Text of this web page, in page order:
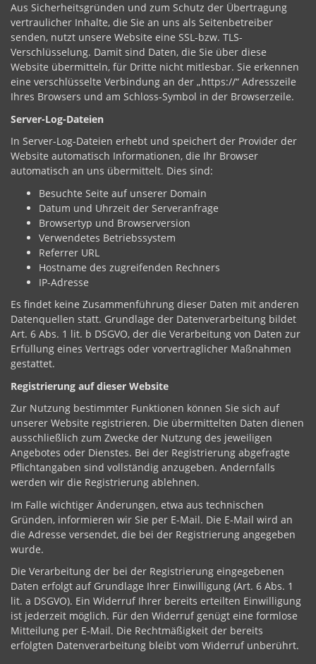
Aus Sicherheitsgründen und zum Schutz der Übertragung
vertraulicher Inhalte, die Sie an uns als Seitenbetreiber
senden, nutzt unsere Website eine SSL-bzw. TLS-
Verschlüsselung. Damit sind Daten, die Sie über diese
Website übermitteln, für Dritte nicht mitlesbar. Sie erkennen
eine verschlüsselte Verbindung an der „https://“ Adresszeile
Ihres Browsers und am Schloss-Symbol in der Browserzeile.
Server-Log-Dateien
In Server-Log-Dateien erhebt und speichert der Provider der
Website automatisch Informationen, die Ihr Browser
automatisch an uns übermittelt. Dies sind:
Besuchte Seite auf unserer Domain
Datum und Uhrzeit der Serveranfrage
Browsertyp und Browserversion
Verwendetes Betriebssystem
Referrer URL
Hostname des zugreifenden Rechners
IP-Adresse
Es findet keine Zusammenführung dieser Daten mit anderen
Datenquellen statt. Grundlage der Datenverarbeitung bildet
Art. 6 Abs. 1 lit. b DSGVO, der die Verarbeitung von Daten zur
Erfüllung eines Vertrags oder vorvertraglicher Maßnahmen
gestattet.
Registrierung auf dieser Website
Zur Nutzung bestimmter Funktionen können Sie sich auf
unserer Website registrieren. Die übermittelten Daten dienen
ausschließlich zum Zwecke der Nutzung des jeweiligen
Angebotes oder Dienstes. Bei der Registrierung abgefragte
Pflichtangaben sind vollständig anzugeben. Andernfalls
werden wir die Registrierung ablehnen.
Im Falle wichtiger Änderungen, etwa aus technischen
Gründen, informieren wir Sie per E-Mail. Die E-Mail wird an
die Adresse versendet, die bei der Registrierung angegeben
wurde.
Die Verarbeitung der bei der Registrierung eingegebenen
Daten erfolgt auf Grundlage Ihrer Einwilligung (Art. 6 Abs. 1
lit. a DSGVO). Ein Widerruf Ihrer bereits erteilten Einwilligung
ist jederzeit möglich. Für den Widerruf genügt eine formlose
Mitteilung per E-Mail. Die Rechtmäßigkeit der bereits
erfolgten Datenverarbeitung bleibt vom Widerruf unberührt.